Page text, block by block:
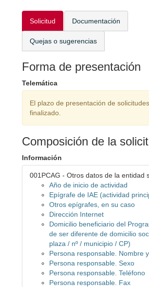
Solicitud Documentación
Quejas o sugerencias
Forma de presentación
Telemática
El plazo de presentación de
finalizado.
Composición de la
Información
001PCAG - Otros datos de la entidad
Año de inicio de actividad
Epígrafe de IAE (actividad
Otros epígrafes, en su caso
Dirección Internet
Domicilio beneficiario del
de ser diferente de domicilio
plaza / nº / municipio / CP)
Persona responsable. Nombre
Persona responsable. Sexo
Persona responsable. Teléfono
Persona responsable. Fax